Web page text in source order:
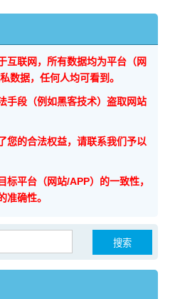
互联网，所有数据均为平台（网
数据，任何人均可看到。
手段（例如黑客技术）盗取网站
您的合法权益，请联系我们予以
标平台（网站/APP）的一致性，
准确性。